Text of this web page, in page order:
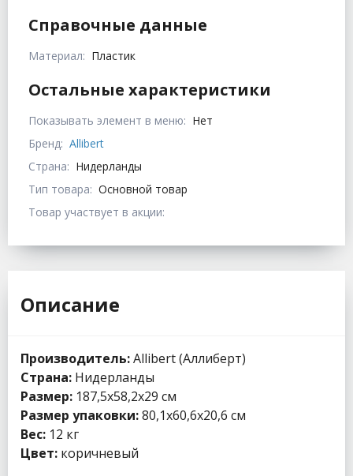
Справочные данные
Материал: Пластик
Остальные характеристики
Показывать элемент в меню: Нет
Бренд: Allibert
Страна: Нидерланды
Тип товара: Основной товар
Товар участвует в акции:
Описание
Производитель:Allibert (Аллиберт)
Страна: Нидерланды
Размер: 187,5x58,2x29 см
Размер упаковки:80,1x60,6x20,6 см
Вес: 12 кг
Цвет: коричневый